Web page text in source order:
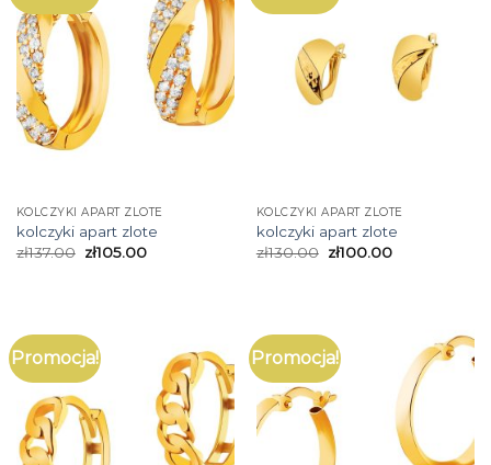
KOLCZYKI APART ZLOTE
kolczyki apart zlote
zł137.00 zł105.00
KOLCZYKI APART ZLOTE
kolczyki apart zlote
zł130.00 zł100.00
Promocja! Promocja!